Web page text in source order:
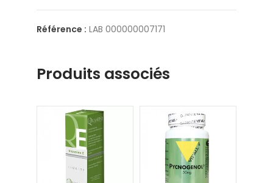
Référence : LAB 000000007171
Produits associés